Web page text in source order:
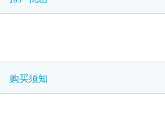
血色素
红血球压积量
肝功能标准检查
包括肝功能(总蛋白质、谷丙转氨酵
白、球蛋白、白蛋白球蛋白比例等)
包括德国麻疹抗体、地中海贫
注意事项:
- 请详阅以下「条款及细则」了
意事项
购买须知